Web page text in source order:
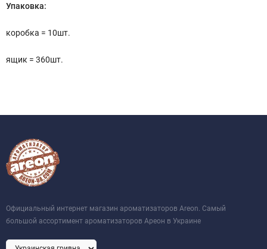
Упаковка:
коробка = 10шт.
ящик = 360шт.
Официальный интернет магазин ароматизаторов Areon. Самый
большой ассортимент ароматизаторов Ареон в Украине